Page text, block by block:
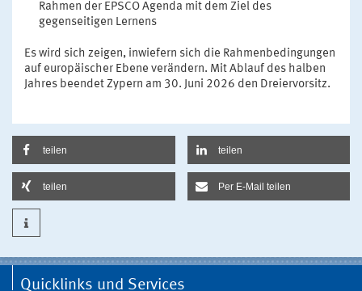
Rahmen der EPSCO Agenda mit dem Ziel des
gegenseitigen Lernens
Es wird sich zeigen, inwiefern sich die Rahmenbedingungen
auf europäischer Ebene verändern. Mit Ablauf des halben
Jahres beendet Zypern am 30. Juni 2026 den Dreiervorsitz.
teilen teilen
teilen Per E-Mail teilen
Quicklinks und Services